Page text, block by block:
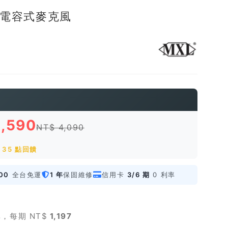
容式麥克風
NT$ 4,090
35 點回饋
全台免運 1 年保固維修 信用卡 3/6 期 0 利率
每期 NT$ 1,197